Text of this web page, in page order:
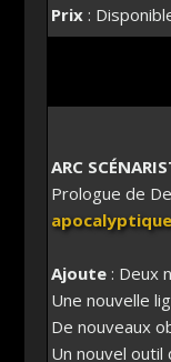
Prix:
ARC
Prologue de
apocalyptique
Ajoute: Deux
Une nouvelle
De nouveaux
Un nouvel